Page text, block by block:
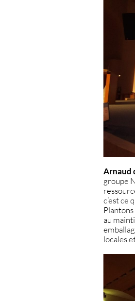
Arnaud
groupe
c’est ce
au
locales